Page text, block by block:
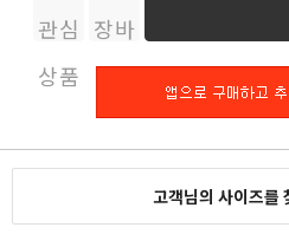
관심
상품
장바
구니
고객님의 사이즈를